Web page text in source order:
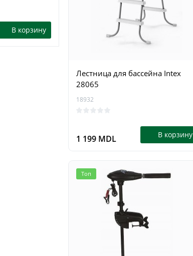
В корзину
0
1 799 MDL В корзину
Лестница для бассейна Intex
28065
18932
1 199 MDL В корзину
Топ